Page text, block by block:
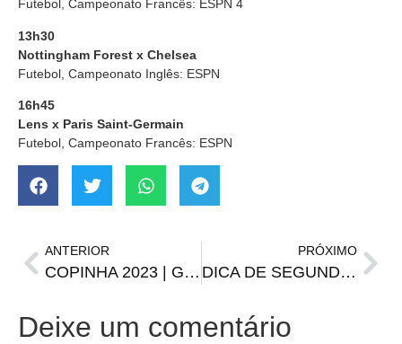
Futebol, Campeonato Francês: ESPN 4
13h30
Nottingham Forest x Chelsea
Futebol, Campeonato Inglês: ESPN
16h45
Lens x Paris Saint-Germain
Futebol, Campeonato Francês: ESPN
ANTERIOR
COPINHA 2023 | Gaúchos na Copa São Paulo de Futebol Júnior
PRÓXIMO
DICA DE SEGUNDA | Pesquise antes de abastecer
Deixe um comentário